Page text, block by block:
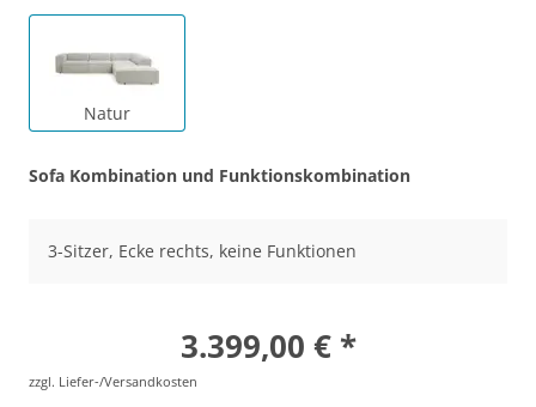
Natur
Sofa Kombination und Funktionskombination
3-Sitzer, Ecke rechts, keine Funktionen
3.399,00 € *
zzgl. Liefer-/Versandkosten